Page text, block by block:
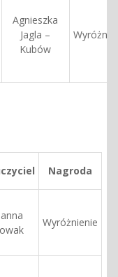
Agnieszka
Jagla –
Kubów
Nagroda
Wyróżnienie